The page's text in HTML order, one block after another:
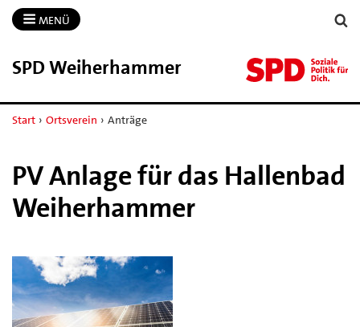
MENÜ
SPD Weiherhammer
Start › Ortsverein › Anträge
PV Anlage für das Hallenbad
Weiherhammer